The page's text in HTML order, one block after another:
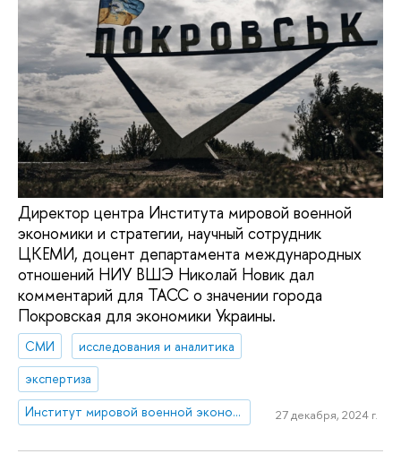
Директор центра Института мировой военной
экономики и стратегии, научный сотрудник
ЦКЕМИ, доцент департамента международных
отношений НИУ ВШЭ Николай Новик дал
комментарий для ТАСС о значении города
Покровская для экономики Украины.
СМИ
исследования и аналитика
экспертиза
Институт мировой военной экономики и стратегии
27 декабря, 2024 г.